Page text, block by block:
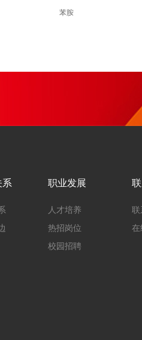
苯胺
系 职业发展
人才培养
热招岗位
校园招聘
联
在